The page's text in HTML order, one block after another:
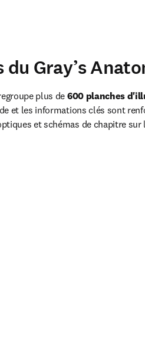
du Gray’s
plus de 600 planches
et les informations clés sont
et schémas de chapitre